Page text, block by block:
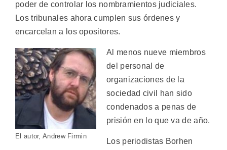
poder de controlar los nombramientos judiciales.
Los tribunales ahora cumplen sus órdenes y
encarcelan a los opositores.
El autor, Andrew Firmin
Al menos nueve miembros
del personal de
organizaciones de la
sociedad civil han sido
condenados a penas de
prisión en lo que va de año.
Los periodistas Borhen